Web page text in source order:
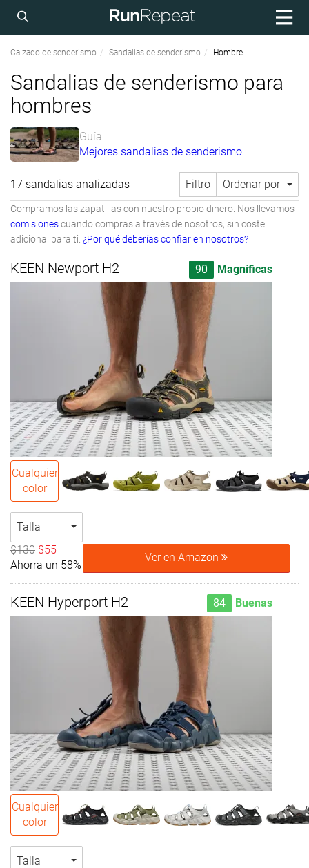
Calzado de senderismo Sandalias de senderismo Hombre
Sandalias de senderismo para
hombres
Guía
Mejores sandalias de senderismo
17 sandalias analizadas Filtro Ordenar por
Compramos las zapatillas con nuestro propio dinero. Nos llevamos
comisionescuando compras a través de nosotros, sin coste
adicional para ti. ¿Por qué deberías confiar en nosotros?
KEEN Newport H2 90 Magníficas
Cualquier
color
Talla
$130 $55
Ahorra un 58%
Ver en Amazon
KEEN Hyperport H2 84 Buenas
Cualquier
color
Talla